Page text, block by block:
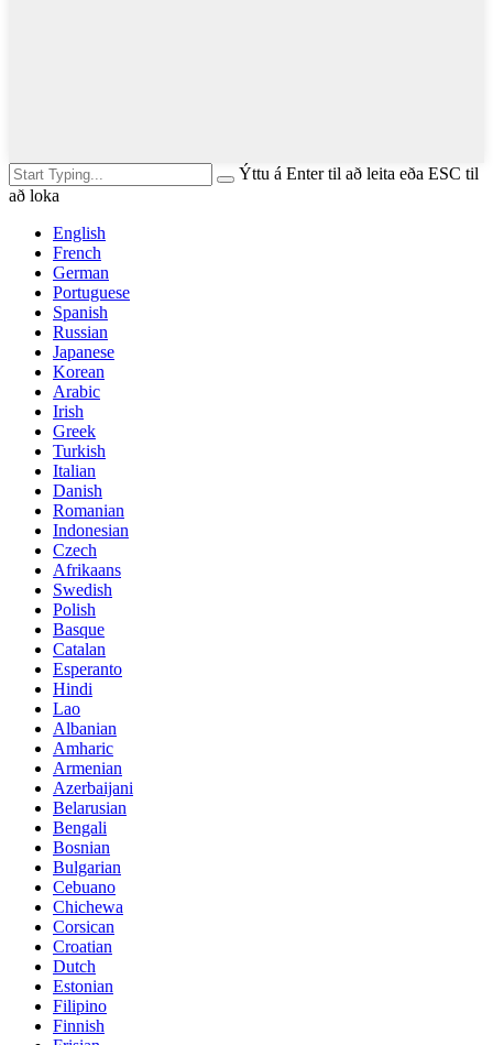
Ýttu á Enter til að leita eða ESC til
að loka
English
French
German
Portuguese
Spanish
Russian
Japanese
Korean
Arabic
Irish
Greek
Turkish
Italian
Danish
Romanian
Indonesian
Czech
Afrikaans
Swedish
Polish
Basque
Catalan
Esperanto
Hindi
Lao
Albanian
Amharic
Armenian
Azerbaijani
Belarusian
Bengali
Bosnian
Bulgarian
Cebuano
Chichewa
Corsican
Croatian
Dutch
Estonian
Filipino
Finnish